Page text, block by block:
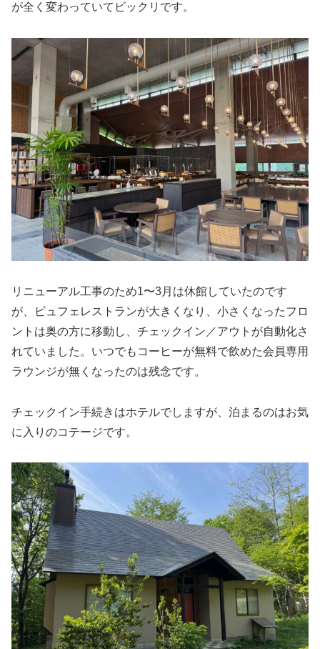
が全く変わっていてビックリです。
リニューアル工事のため1〜3月は休館していたのです
が、ビュフェレストランが大きくなり、小さくなったフロ
ントは奥の方に移動し、チェックイン／アウトが自動化さ
れていました。いつでもコーヒーが無料で飲めた会員専用
ラウンジが無くなったのは残念です。
チェックイン手続きはホテルでしますが、泊まるのはお気
に入りのコテージです。